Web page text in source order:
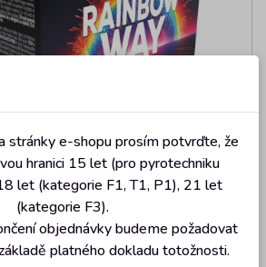
WAY (4/1)
Kód:PPB100701
1 797Kč
stránky e-shopu prosím potvrďte, že
hranici 15 let (pro pyrotechniku
let (kategorie F1, T1, P1), 21 let
(kategorie F3).
objednávky budeme požadovat
platného dokladu totožnosti.